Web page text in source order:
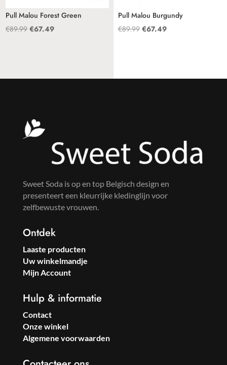
Pull Malou Forest Green
€89.99 Oorspronkelijke
€67.49Huidige
Pull Malou Burgundy
€89.99 Oorspronkelijke
€67.49Huidige
Sweet Soda is op en top Belgisch design en
presenteert een kleurrijke kledinglijn voor
zelfbewuste vrouwen.
Ontdek
Laaste producten
Uw winkelmandje
Mijn Account
Hulp & informatie
Contact
Onze winkel
Algemene voorwaarden